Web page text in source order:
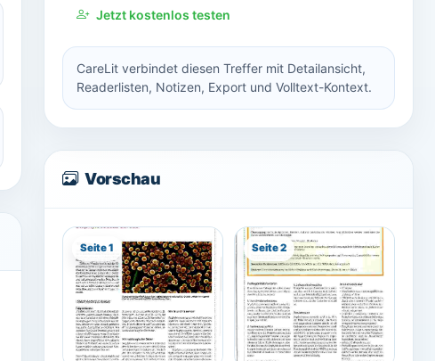
Jetzt kostenlos testen
CareLit verbindet diesen Treffer mit Detailansicht,
Readerlisten, Notizen, Export und Volltext-Kontext.
Vorschau
Seite 1 Seite 2